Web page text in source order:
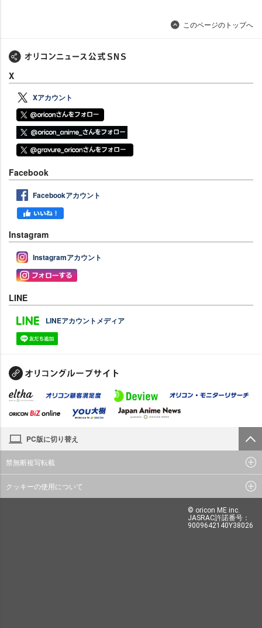
このページのトップへ
X
Xアカウント
Facebook
Facebookアカウント
Instagram
Instagramアカウント
LINE
LINEアカウントメディア
PC版に切り替え
禁無断複写転載
クッキーの使用について
© oricon ME inc.
JASRAC許諾番号：
9009642140Y38026